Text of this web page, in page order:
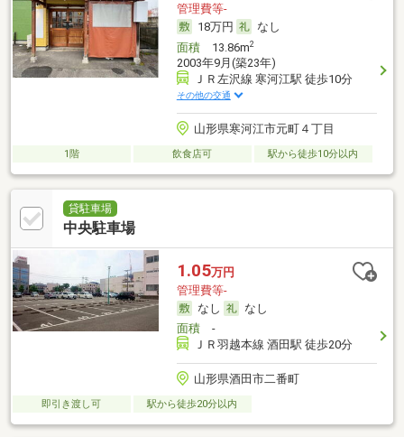
管理費等-
18万円
なし
面積13.86m2
2003年9月(築23年)
ＪＲ左沢線 寒河江駅 徒歩10分
その他の交通
山形県寒河江市元町４丁目
1階 飲食店可 駅から徒歩10分以内
貸駐車場
中央駐車場
1.05万円
管理費等-
なし
なし
面積-
ＪＲ羽越本線 酒田駅 徒歩20分
山形県酒田市二番町
即引き渡し可 駅から徒歩20分以内